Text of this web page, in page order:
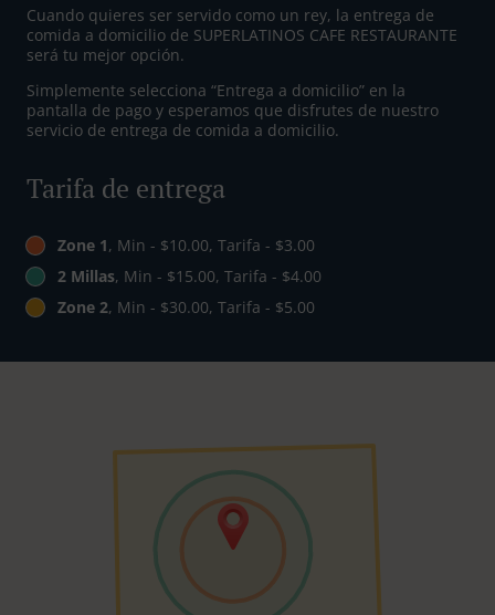
Cuando quieres ser servido como un rey, la entrega de
comida a domicilio de SUPERLATINOS CAFE RESTAURANTE
será tu mejor opción.
Simplemente selecciona “Entrega a domicilio” en la
pantalla de pago y esperamos que disfrutes de nuestro
servicio de entrega de comida a domicilio.
Tarifa de entrega
Zone 1, Min - $10.00, Tarifa - $3.00
2 Millas, Min - $15.00, Tarifa - $4.00
Zone 2, Min - $30.00, Tarifa - $5.00